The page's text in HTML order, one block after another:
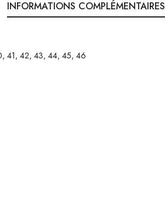
INFORMATIONS COMPLÉMENTAIRES
41, 42, 43, 44, 45, 46